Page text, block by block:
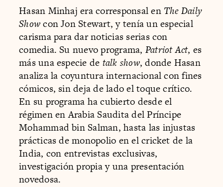
Hasan Minhaj era corresponsal en The Daily
Showcon Jon Stewart, y tenía un especial
carisma para dar noticias serias con
comedia. Su nuevo programa, Patriot Act, es
más una especie de talk show, donde Hasan
analiza la coyuntura internacional con fines
cómicos, sin deja de lado el toque crítico.
En su programa ha cubierto desde el
régimen en Arabia Saudita del Príncipe
Mohammad bin Salman, hasta las injustas
prácticas de monopolio en el cricket de la
India, con entrevistas exclusivas,
investigación propia y una presentación
novedosa.